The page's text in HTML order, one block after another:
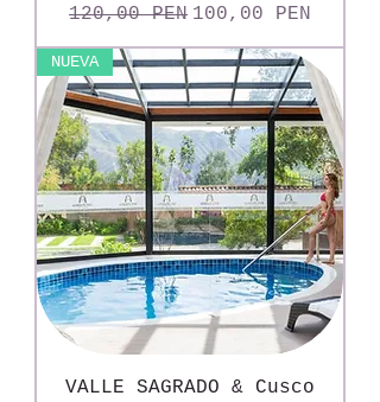
Precio
120,00 PEN Precio de oferta
100,00 PEN
NUEVA
VALLE SAGRADO & Cusco